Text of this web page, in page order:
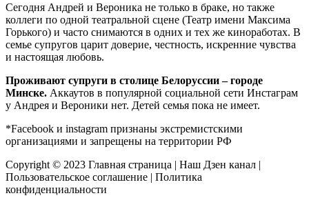
Сегодня Андрей и Вероника не только в браке, но также
коллеги по одной театральной сцене (Театр имени Максима
Горького) и часто снимаются в одних и тех же киноработах. В
семье супругов царит доверие, честность, искренние чувства
и настоящая любовь.
Проживают супруги в столице Белоруссии – городе
Минске. Аккаутов в популярной социальной сети Инстаграм
у Андрея и Вероники нет. Детей семья пока не имеет.
*Facebook и instagram признаны экстремистскими
организациями и запрещены на территории РФ
Copyright © 2023 Главная страница | Наш Дзен канал |
Пользовательское соглашение | Политика
конфиденциальности